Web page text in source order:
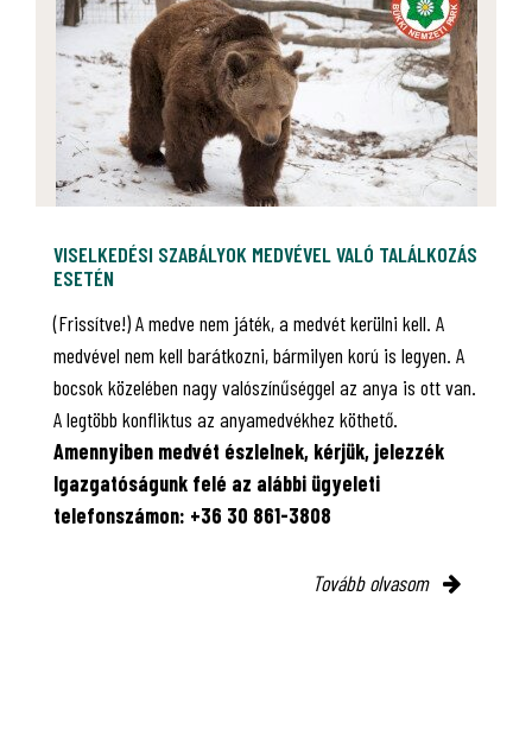
VISELKEDÉSI SZABÁLYOK MEDVÉVEL VALÓ TALÁLKOZÁS
ESETÉN
(Frissítve!) A medve nem játék, a medvét kerülni kell. A
medvével nem kell barátkozni, bármilyen korú is legyen. A
bocsok közelében nagy valószínűséggel az anya is ott van.
A legtöbb konfliktus az anyamedvékhez köthető.
Amennyiben medvét észlelnek, kérjük, jelezzék
Igazgatóságunk felé az alábbi ügyeleti
telefonszámon: +36 30 861-3808
Tovább olvasom